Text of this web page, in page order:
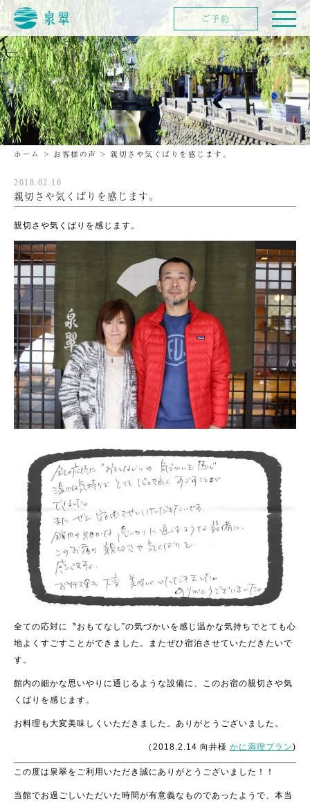
ホーム > お客様の声 > 親切さや気くばりを感じます。
2018.02.16
親切さや気くばりを感じます。
親切さや気くばりを感じます。
全ての応対に〝おもてなし”の気づかいを感じ温かな気持ちでとても心
地よくすごすことができました。またぜひ宿泊させていただきたいで
す。
館内の細かな思いやりに通じるような設備に、このお宿の親切さや気
くばりを感じます。
お料理も大変美味しくいただきました。ありがとうございました。
（2018.2.14 向井様 かに満喫プラン)
この度は泉翠をご利用いただき誠にありがとうございました！！
当館でお過ごしいただいた時間が有意義なものであったようで、本当
ご予約